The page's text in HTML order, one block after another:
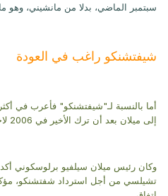
سبتمبر الماضي، بدلا من مانشيني، وهو
شيفتشنكو راغب في العودة
أما بالنسبة لـ"شيفتشنكو" فأعرب في
إلى ميلان بعد أن ترك الأخير في 2006 لاختبار تحدٍّ جديد لم يكتب له النجاح.
وكان رئيس ميلان سيلفيو برلوسكوني
تشيلسي من أجل استرداد شفتشنكو،